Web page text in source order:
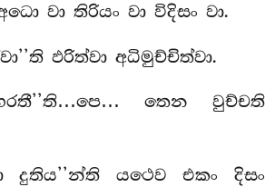
වා තිරියං වා විදිසං වා.
ඵරිත්වා අධිමුච්චිත්වා.
තෙන වුච්චති
දුතිය’’න්ති යථෙව එකං දිසං